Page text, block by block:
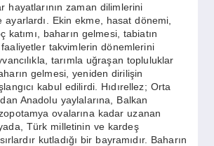
hayatlarının zaman dilimlerini
ayarlardı. Ekin ekme, hasat dönemi,
katımı, baharın gelmesi, tabiatın
takvimlerin dönemlerini
tarımla uğraşan topluluklar
gelmesi, yeniden dirilişin
kabul edilirdi. Hıdırellez; Orta
Anadolu yaylalarına, Balkan
ovalarına kadar uzanan
Türk milletinin ve kardeş
kutladığı bir bayramıdır. Baharın